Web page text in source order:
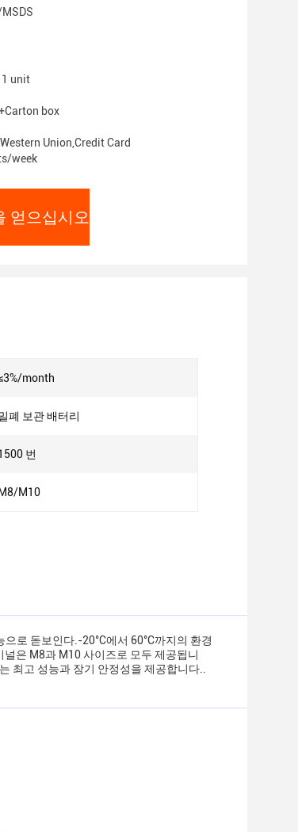
1 unit
box
Union,Credit Card
week
얻으십시오
month
폐 보관 배터리
번
M8/M10
로 돋보인다.-20°C에서 60°C까지의 환경
은 M8과 M10 사이즈로 모두 제공됩니
최고 성능과 장기 안정성을 제공합니다..